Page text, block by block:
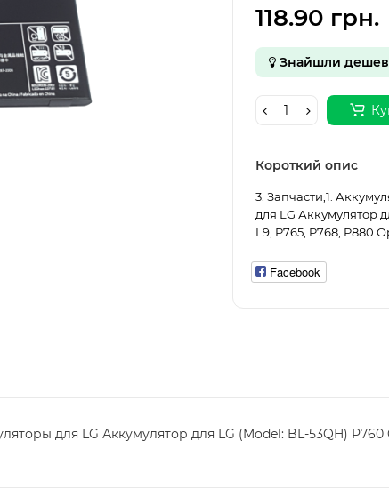
118.90 грн.
Знайшли
Короткий опис
3. Запчасти,1.
для LG Аккумулятор
L9, P765, P768, P880
Facebook
для LG Аккумулятор для LG (Model: BL-53QH)